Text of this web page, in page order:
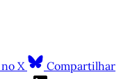
X
Compartilhar